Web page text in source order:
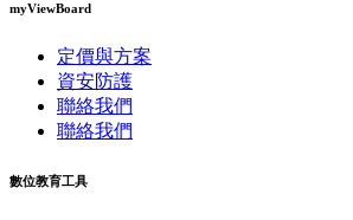
myViewBoard
定價與方案
資安防護
聯絡我們
聯絡我們
數位教育工具